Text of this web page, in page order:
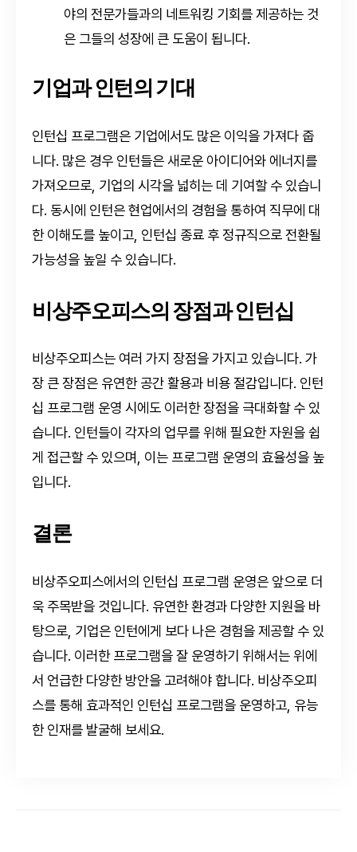
야의 전문가들과의 네트워킹 기회를 제공하는 것
은 그들의 성장에 큰 도움이 됩니다.
기업과 인턴의 기대
인턴십 프로그램은 기업에서도 많은 이익을 가져다 줍
니다. 많은 경우 인턴들은 새로운 아이디어와 에너지를
가져오므로, 기업의 시각을 넓히는 데 기여할 수 있습니
다. 동시에 인턴은 현업에서의 경험을 통하여 직무에 대
한 이해도를 높이고, 인턴십 종료 후 정규직으로 전환될
가능성을 높일 수 있습니다.
비상주오피스의 장점과 인턴십
비상주오피스는 여러 가지 장점을 가지고 있습니다. 가
장 큰 장점은 유연한 공간 활용과 비용 절감입니다. 인턴
십 프로그램 운영 시에도 이러한 장점을 극대화할 수 있
습니다. 인턴들이 각자의 업무를 위해 필요한 자원을 쉽
게 접근할 수 있으며, 이는 프로그램 운영의 효율성을 높
입니다.
결론
비상주오피스에서의 인턴십 프로그램 운영은 앞으로 더
욱 주목받을 것입니다. 유연한 환경과 다양한 지원을 바
탕으로, 기업은 인턴에게 보다 나은 경험을 제공할 수 있
습니다. 이러한 프로그램을 잘 운영하기 위해서는 위에
서 언급한 다양한 방안을 고려해야 합니다. 비상주오피
스를 통해 효과적인 인턴십 프로그램을 운영하고, 유능
한 인재를 발굴해 보세요.